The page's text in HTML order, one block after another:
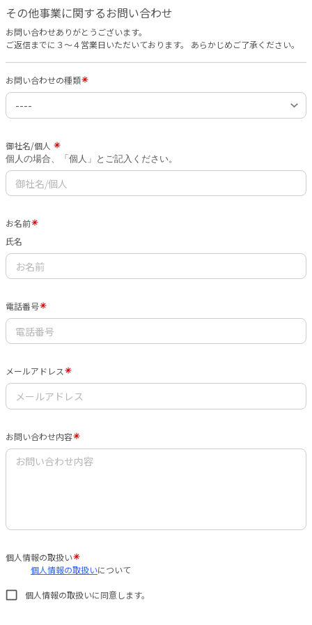
その他事業に関するお問い合わせ
お問い合わせありがとうございます。
ご返信までに３〜４営業日いただいております。 あらかじめご了承ください。
お問い合わせの種類
御社名/個人
個人の場合、「個人」とご記入ください。
お名前
氏名
電話番号
メールアドレス
お問い合わせ内容
個人情報の取扱い
個人情報の取扱いについて
個人情報の取扱いに同意します。